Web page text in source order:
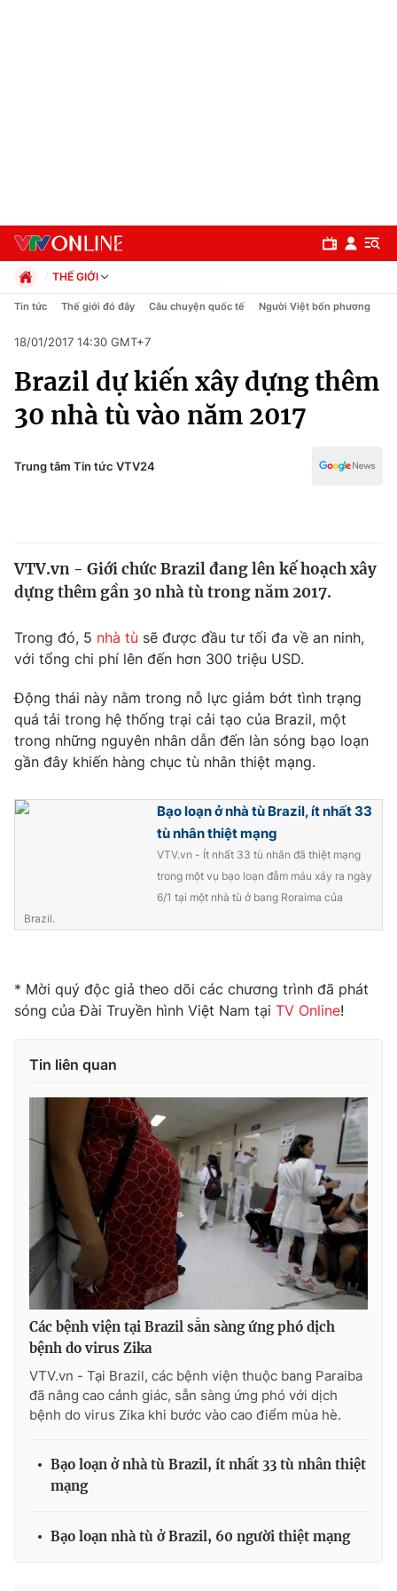
Chuyên mục
Chính trị
Tin tức
Câu chuyện quốc tế
Kinh tế
Tài chính
Thị trường
Góc doanh nghiệp
Dữ liệu và đời sống
Truyền hình
Phim VTV
Giải trí
Sao
Giáo dục
Học trực tuyến
Hitech Công nghệ tương lai
Giao lưu trực tuyến
Lịch phát sóng
Chuyên mục khác
Emagazine Podcast
Infographic
Video Shorts video
VTV Money VTV Thể thao
VTV Sức khoẻ Bất động sản
Thị trường 24h
VTV4
VTV9 VTV8
THẾ GIỚI
Chính trị
Pháp luật
Kinh tế
Thể thao
Truyền hình
Y tế
Tin tức Thế giới đó đây Câu chuyện quốc tế Người Việt bốn phương
18/01/2017 14:30 GMT+7
Brazil dự kiến xây dựng thêm
30 nhà tù vào năm 2017
Trung tâm Tin tức VTV24
VTV.vn - Giới chức Brazil đang lên kế hoạch xây
dựng thêm gần 30 nhà tù trong năm 2017.
Trong đó, 5 nhà tù sẽ được đầu tư tối đa về an ninh,
với tổng chi phí lên đến hơn 300 triệu USD.
Động thái này nằm trong nỗ lực giảm bớt tình trạng
quá tải trong hệ thống trại cải tạo của Brazil, một
trong những nguyên nhân dẫn đến làn sóng bạo loạn
gần đây khiến hàng chục tù nhân thiệt mạng.
Bạo loạn ở nhà tù Brazil, ít nhất 33
tù nhân thiệt mạng
VTV.vn - Ít nhất 33 tù nhân đã thiệt mạng
trong một vụ bạo loạn đẫm máu xảy ra ngày
6/1 tại một nhà tù ở bang Roraima của
Brazil.
* Mời quý độc giả theo dõi các chương trình đã phát
sóng của Đài Truyền hình Việt Nam tại TV Online!
Tin liên quan
Các bệnh viện tại Brazil sẵn sàng ứng phó dịch
bệnh do virus Zika
VTV.vn - Tại Brazil, các bệnh viện thuộc bang Paraiba
đã nâng cao cảnh giác, sẵn sàng ứng phó với dịch
bệnh do virus Zika khi bước vào cao điểm mùa hè.
Bạo loạn ở nhà tù Brazil, ít nhất 33 tù nhân thiệt
mạng
Bạo loạn nhà tù ở Brazil, 60 người thiệt mạng